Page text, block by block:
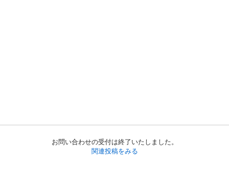
お問い合わせの受付は終了いたしました。
関連投稿をみる